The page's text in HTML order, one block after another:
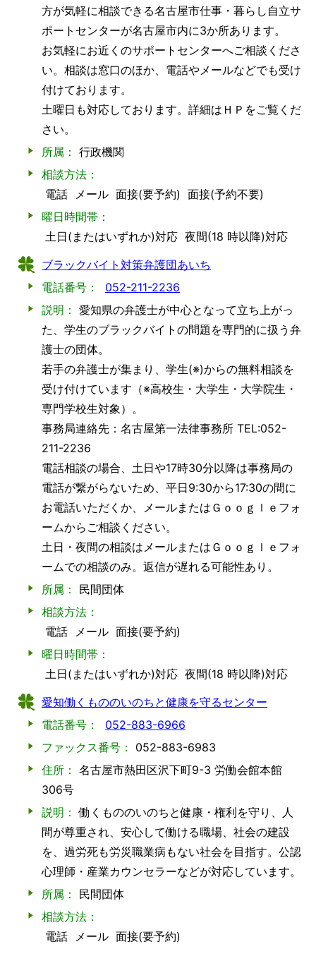
方が気軽に相談できる名古屋市仕事・暮らし自立サ
ポートセンターが名古屋市内に3か所あります。
お気軽にお近くのサポートセンターへご相談くださ
い。相談は窓口のほか、電話やメールなどでも受け
付けております。
土曜日も対応しております。詳細はＨＰをご覧くだ
さい。
所属： 行政機関
相談方法：
電話
メール 面接(要予約) 面接(予約不要)
曜日時間帯：
土日(またはいずれか)対応 夜間(18 時以降)対応
ブラックバイト対策弁護団あいち
電話番号：
052-211-2236
説明： 愛知県の弁護士が中心となって立ち上がっ
た、学生のブラックバイトの問題を専門的に扱う弁
護士の団体。
若手の弁護士が集まり、学生(※)からの無料相談を
受け付けています（※高校生・大学生・大学院生・
専門学校生対象）。
事務局連絡先：名古屋第一法律事務所 TEL:052-
211-2236
電話相談の場合、土日や17時30分以降は事務局の
電話が繋がらないため、平日9:30から17:30の間に
お電話いただくか、メールまたはＧｏｏｇｌｅフォ
ームからご相談ください。
土日・夜間の相談はメールまたはＧｏｏｇｌｅフォ
ームでの相談のみ。返信が遅れる可能性あり。
所属：
民間団体
相談方法：
電話
メール 面接(要予約)
曜日時間帯：
土日(またはいずれか)対応 夜間(18 時以降)対応
愛知働くもののいのちと健康を守るセンター
電話番号：
052-883-6966
ファックス番号：
052-883-6983
住所： 名古屋市熱田区沢下町9-3 労働会館本館
306号
説明： 働くもののいのちと健康・権利を守り、人
間が尊重され、安心して働ける職場、社会の建設
を、過労死も労災職業病もない社会を目指す。公認
心理師・産業カウンセラーなどが対応しています。
所属：
民間団体
相談方法：
電話
メール 面接(要予約)